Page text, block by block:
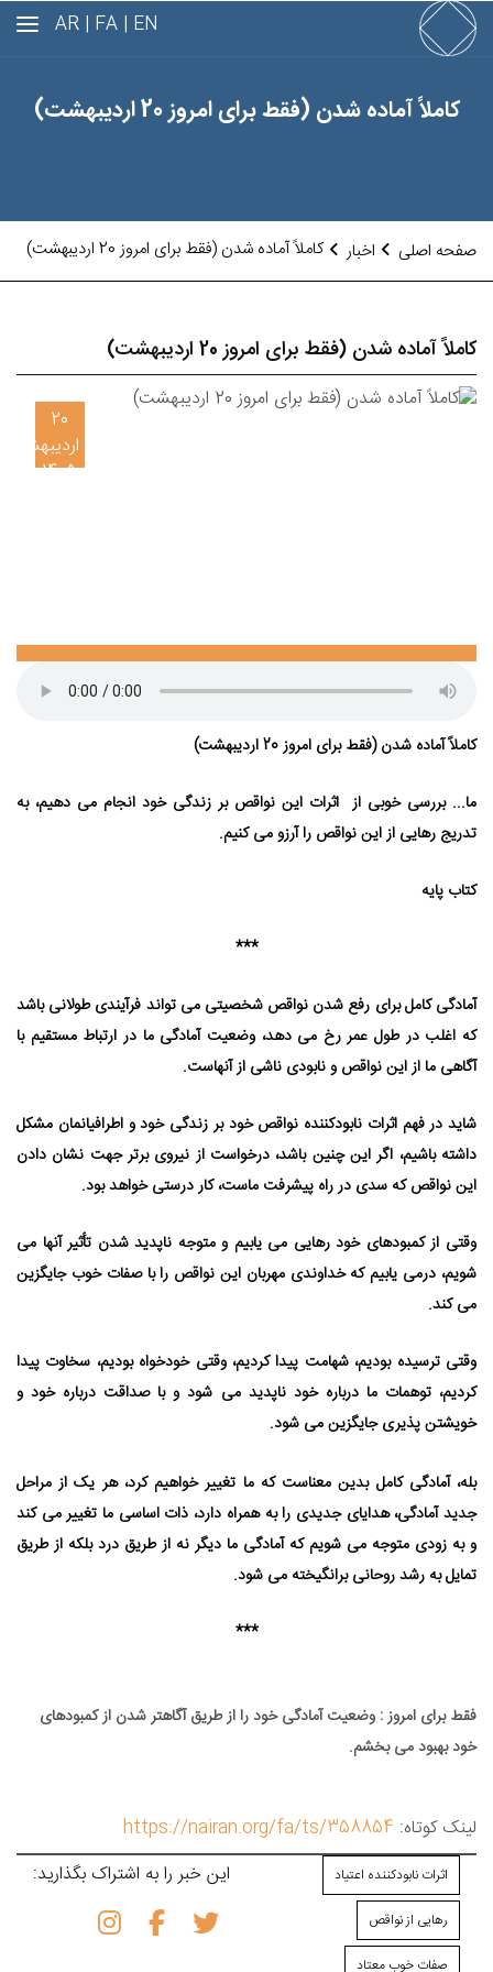
EN |
FA |
AR
کاملاً آماده شدن (فقط برای امروز 20 اردیبهشت)
صفحه اصلی اخبار کاملاً آماده شدن (فقط برای امروز 20 اردیبهشت)
کاملاً آماده شدن (فقط برای امروز 20 اردیبهشت)
20
اردیبهشت
1405
کاملاً آماده شدن (فقط برای امروز 20 اردیبهشت)
ما... بررسی خوبی از اثرات این نواقص بر زندگی خود انجام می⁯ دهیم، به
تدریج رهایی از این نواقص را آرزو می⁯ کنیم.
کتاب پایه
***
آمادگی کامل برای رفع شدن نواقص شخصیتی می⁯ تواند فرآیندی طولانی باشد
که اغلب در طول عمر رخ می⁯ دهد، وضعیت آمادگی ما در ارتباط مستقیم با
آگاهی ما از این نواقص و نابودی ناشی از آنهاست.
شاید در فهم اثرات نابودکننده نواقص خود بر زندگی خود و اطرافیانمان مشکل
داشته باشیم، اگر این چنین باشد، درخواست از نیروی برتر جهت نشان دادن
این نواقص که سدی در راه پیشرفت ماست، کار درستی خواهد بود.
وقتی از کمبودهای خود رهایی می⁯ یابیم و متوجه ناپدید شدن تأثیر آنها می
⁯شویم، درمی ⁯یابیم که خداوندی مهربان این نواقص را با صفات خوب جایگزین
می ⁯کند.
وقتی ترسیده بودیم، شهامت پیدا کردیم، وقتی خودخواه بودیم، سخاوت پیدا
کردیم، توهمات ما درباره خود ناپدید می⁯ شود و با صداقت درباره خود و
خویشتن ⁯پذیری جایگزین می⁯ شود.
بله، آمادگی کامل بدین معناست که ما تغییر خواهیم کرد، هر یک از مراحل
جدید آمادگی، هدایای جدیدی را به همراه دارد، ذات اساسی ما تغییر می⁯ کند
و به زودی متوجه می ⁯شویم که آمادگی ما دیگر نه از طریق درد بلکه از طریق
تمایل به رشد روحانی برانگیخته می ⁯شود.
***
فقط برای امروز : وضعیت آمادگی خود را از طریق آگاه⁯تر شدن از کمبودهای
خود بهبود می⁯ بخشم.
لینک کوتاه: https://nairan.org/fa/ts/358854
اثرات نابودکننده اعتیاد
رهایی از نواقص
صفات خوب معتاد
این خبر را به اشتراک بگذارید: